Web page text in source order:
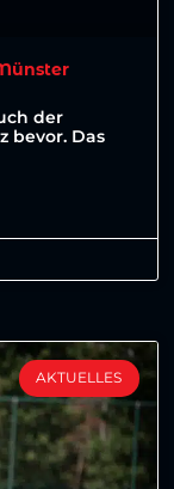
der
bevor. Das
AKTUELLES